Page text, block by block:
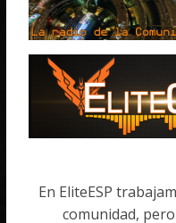
En EliteESP
comunidad,